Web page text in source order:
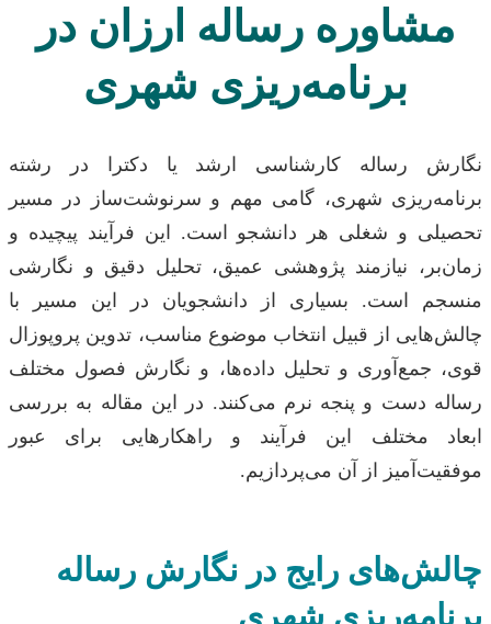
مشاوره رساله ارزان در
برنامه‌ریزی شهری
نگارش رساله کارشناسی ارشد یا دکترا در رشته
برنامه‌ریزی شهری، گامی مهم و سرنوشت‌ساز در مسیر
تحصیلی و شغلی هر دانشجو است. این فرآیند پیچیده و
زمان‌بر، نیازمند پژوهشی عمیق، تحلیل دقیق و نگارشی
منسجم است. بسیاری از دانشجویان در این مسیر با
چالش‌هایی از قبیل انتخاب موضوع مناسب، تدوین پروپوزال
قوی، جمع‌آوری و تحلیل داده‌ها، و نگارش فصول مختلف
رساله دست و پنجه نرم می‌کنند. در این مقاله به بررسی
ابعاد مختلف این فرآیند و راهکارهایی برای عبور
موفقیت‌آمیز از آن می‌پردازیم.
چالش‌های رایج در نگارش رساله